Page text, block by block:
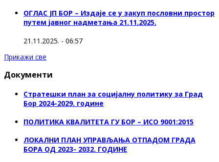
ОГЛАС ЈП БОР – Издаје се у закуп пословни простор
путем јавног надметања 21.11.2025.
21.11.2025. - 06:57
Прикажи све
Документи
Стратешки план за социјалну политику за Град
Бор 2024-2029. године
ПОЛИТИКА КВАЛИТЕТА ГУ БОР – ИСО 9001:2015
ЛОКАЛНИ ПЛАН УПРАВЉАЊА ОТПАДОМ ГРАДА
БОРА ОД 2023- 2032. ГОДИНЕ